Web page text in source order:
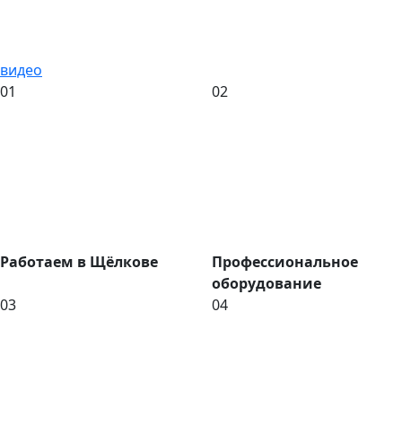
видео
01
Работаем в Щёлкове
02
Профессиональное
оборудование
03
04